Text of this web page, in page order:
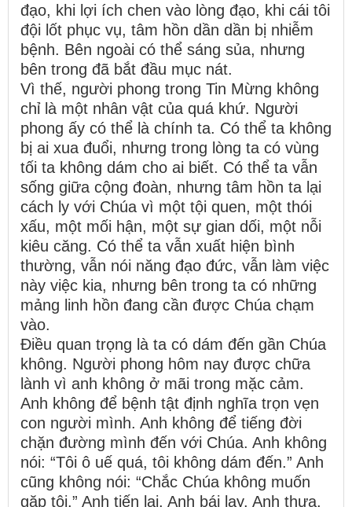
đạo, khi lợi ích chen vào lòng đạo, khi cái tôi
đội lốt phục vụ, tâm hồn dần dần bị nhiễm
bệnh. Bên ngoài có thể sáng sủa, nhưng
bên trong đã bắt đầu mục nát.
Vì thế, người phong trong Tin Mừng không
chỉ là một nhân vật của quá khứ. Người
phong ấy có thể là chính ta. Có thể ta không
bị ai xua đuổi, nhưng trong lòng ta có vùng
tối ta không dám cho ai biết. Có thể ta vẫn
sống giữa cộng đoàn, nhưng tâm hồn ta lại
cách ly với Chúa vì một tội quen, một thói
xấu, một mối hận, một sự gian dối, một nỗi
kiêu căng. Có thể ta vẫn xuất hiện bình
thường, vẫn nói năng đạo đức, vẫn làm việc
này việc kia, nhưng bên trong ta có những
mảng linh hồn đang cần được Chúa chạm
vào.
Điều quan trọng là ta có dám đến gần Chúa
không. Người phong hôm nay được chữa
lành vì anh không ở mãi trong mặc cảm.
Anh không để bệnh tật định nghĩa trọn vẹn
con người mình. Anh không để tiếng đời
chặn đường mình đến với Chúa. Anh không
nói: “Tôi ô uế quá, tôi không dám đến.” Anh
cũng không nói: “Chắc Chúa không muốn
gặp tôi.” Anh tiến lại. Anh bái lạy. Anh thưa.